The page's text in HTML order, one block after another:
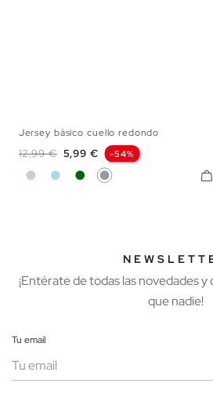
Jersey básico cuello redondo
Precio base
12,99 € Precio
5,99 € -54%
Blanco Roto
Azul Claro
Verde Oscuro
Gris Medio
¡Entérate de todas las novedades
que nadie!
Tu email